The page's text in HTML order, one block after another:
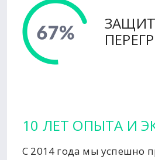
10 ЛЕТ ОПЫТА И
С 2014 года мы успешно